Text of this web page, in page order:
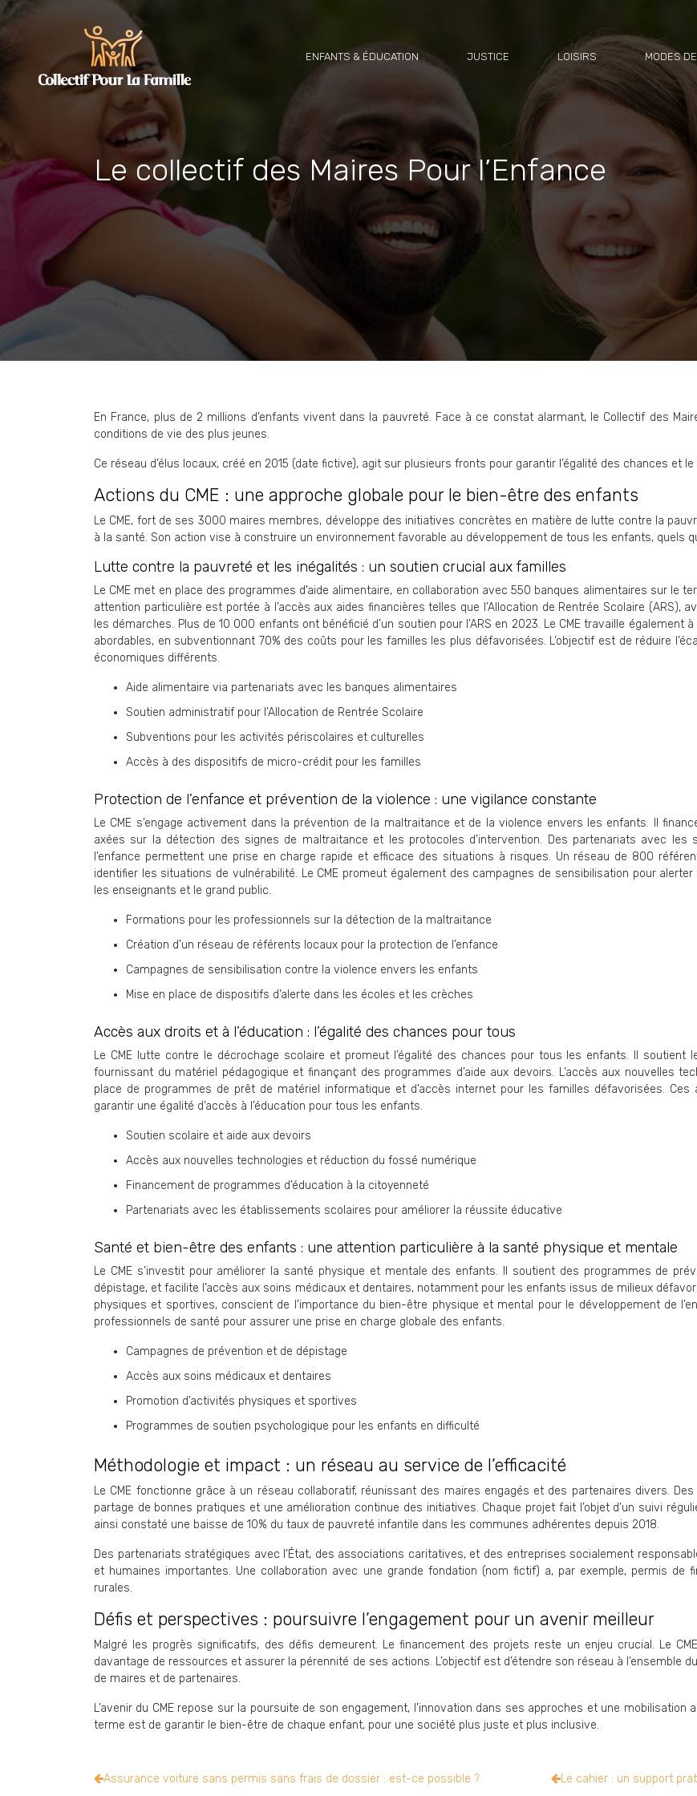
ENFANTS & ÉDUCATION JUSTICE LOISIRS MODES
Le collectif des Maires Pour l’Enfance
En France, plus de 2 millions d’enfants vivent dans la pauvreté. Face à ce constat alarmant, le Collectif des
conditions de vie des plus jeunes.
Ce réseau d’élus locaux, créé en 2015 (date fictive), agit sur plusieurs fronts pour garantir l’égalité des chances et
Actions du CME : une approche globale pour le bien-être des enfants
Le CME, fort de ses 3000 maires membres, développe des initiatives concrètes en matière de lutte contre la
à la santé. Son action vise à construire un environnement favorable au développement de tous les enfants, quels
Lutte contre la pauvreté et les inégalités : un soutien crucial aux familles
Le CME met en place des programmes d’aide alimentaire, en collaboration avec 550 banques alimentaires sur le
attention particulière est portée à l’accès aux aides financières telles que l’Allocation de Rentrée Scolaire
les démarches. Plus de 10 000 enfants ont bénéficié d’un soutien pour l’ARS en 2023. Le CME travaille
abordables, en subventionnant 70% des coûts pour les familles les plus défavorisées. L’objectif est de réduire
économiques différents.
Aide alimentaire via partenariats avec les banques alimentaires
Soutien administratif pour l’Allocation de Rentrée Scolaire
Subventions pour les activités périscolaires et culturelles
Accès à des dispositifs de micro-crédit pour les familles
Protection de l’enfance et prévention de la violence : une vigilance constante
Le CME s’engage activement dans la prévention de la maltraitance et de la violence envers les enfants. Il
axées sur la détection des signes de maltraitance et les protocoles d’intervention. Des partenariats avec
l’enfance permettent une prise en charge rapide et efficace des situations à risques. Un réseau de 800
identifier les situations de vulnérabilité. Le CME promeut également des campagnes de sensibilisation pour
les enseignants et le grand public.
Formations pour les professionnels sur la détection de la maltraitance
Création d’un réseau de référents locaux pour la protection de l’enfance
Campagnes de sensibilisation contre la violence envers les enfants
Mise en place de dispositifs d’alerte dans les écoles et les crèches
Accès aux droits et à l’éducation : l’égalité des chances pour tous
Le CME lutte contre le décrochage scolaire et promeut l’égalité des chances pour tous les enfants. Il
fournissant du matériel pédagogique et finançant des programmes d’aide aux devoirs. L’accès aux nouvelles
place de programmes de prêt de matériel informatique et d’accès internet pour les familles défavorisées.
garantir une égalité d’accès à l’éducation pour tous les enfants.
Soutien scolaire et aide aux devoirs
Accès aux nouvelles technologies et réduction du fossé numérique
Financement de programmes d’éducation à la citoyenneté
Partenariats avec les établissements scolaires pour améliorer la réussite éducative
Santé et bien-être des enfants : une attention particulière à la santé physique et mentale
Le CME s’investit pour améliorer la santé physique et mentale des enfants. Il soutient des programmes de
dépistage, et facilite l’accès aux soins médicaux et dentaires, notamment pour les enfants issus de milieux
physiques et sportives, conscient de l’importance du bien-être physique et mental pour le développement de
professionnels de santé pour assurer une prise en charge globale des enfants.
Campagnes de prévention et de dépistage
Accès aux soins médicaux et dentaires
Promotion d’activités physiques et sportives
Programmes de soutien psychologique pour les enfants en difficulté
Méthodologie et impact : un réseau au service de l’efficacité
Le CME fonctionne grâce à un réseau collaboratif, réunissant des maires engagés et des partenaires divers.
partage de bonnes pratiques et une amélioration continue des initiatives. Chaque projet fait l’objet d’un suivi
ainsi constaté une baisse de 10% du taux de pauvreté infantile dans les communes adhérentes depuis 2018.
Des partenariats stratégiques avec l’État, des associations caritatives, et des entreprises socialement
et humaines importantes. Une collaboration avec une grande fondation (nom fictif) a, par exemple, permis de
rurales.
Défis et perspectives : poursuivre l’engagement pour un avenir meilleur
Malgré les progrès significatifs, des défis demeurent. Le financement des projets reste un enjeu crucial. Le
davantage de ressources et assurer la pérennité de ses actions. L’objectif est d’étendre son réseau à l’ensemble
de maires et de partenaires.
L’avenir du CME repose sur la poursuite de son engagement, l’innovation dans ses approches et une
terme est de garantir le bien-être de chaque enfant, pour une société plus juste et plus inclusive.
Assurance voiture sans permis sans frais de dossier : est-ce possible ? Le cahier : un support